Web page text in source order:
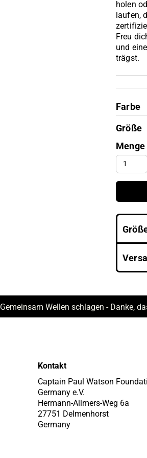
holen
laufen,
Freu
und
trägst.
Farbe
Größe
Menge
Gemeinsam Wellen schlagen - Danke,
Kontakt
Captain Paul Watson
Germany e.V.
Hermann-Allmers-Weg 6a
27751 Delmenhorst
Germany